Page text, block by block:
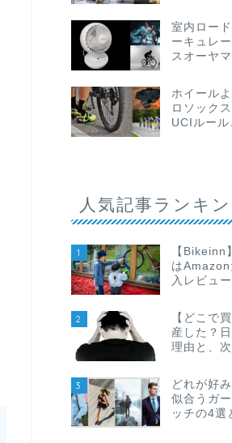
室内ロー
ーキュレ
スオーヤ
ホイール
ロソック
UCIルール
人気記事ランキ
1
【Bikeinn
は
入レビュ
2
【どこで
産した？
理由と、
3
どれが好
似合うガ
ッチの4選